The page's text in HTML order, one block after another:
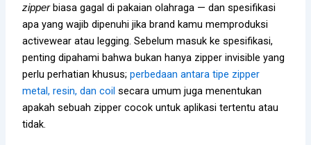
zipperbiasa gagal di pakaian olahraga — dan spesifikasi
apa yang wajib dipenuhi jika brand kamu memproduksi
activewear atau legging. Sebelum masuk ke spesifikasi,
penting dipahami bahwa bukan hanya zipper invisible yang
perlu perhatian khusus;perbedaan antara tipe zipper
metal, resin, dan coil secara umum juga menentukan
apakah sebuah zipper cocok untuk aplikasi tertentu atau
tidak.